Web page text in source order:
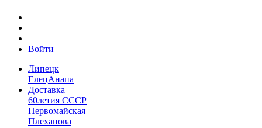
Войти
Липецк
ЕлецАнапа
Доставка
60летия СССР
Первомайская
Плеханова